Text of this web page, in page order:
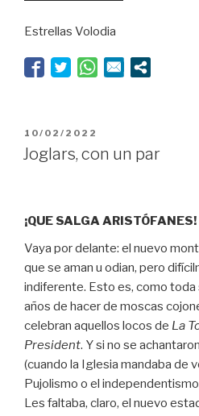
oficina
Estrellas Volodia
PUBLICADO
EL
10/02/2022
Joglars, con un par
¡QUE SALGA ARISTÓFANES!
Vaya por delante: el nuevo
que se aman u odian, pero
indiferente. Esto es, como toda
años de hacer de moscas
celebran aquellos locos de La
President. Y si no se
(cuando la Iglesia mandaba de
Pujolismo o el
Les faltaba, claro, el nuevo